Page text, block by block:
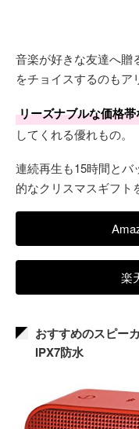
音楽が好きな友達へ贈
をチョイスするのもア
リーズナブルな価格
してくれる優れもの。
連続再生も15時間と
的なクリスマスギフト
楽
おすすめのスピー
IPX7防水